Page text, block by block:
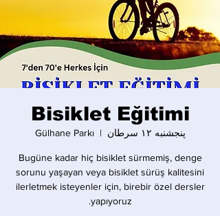
Bisiklet Eğitimi
پنجشنبه ۱۲ سرطان
  |
Gülhane Parkı
Bugüne kadar hiç bisiklet sürmemiş, denge
sorunu yaşayan veya bisiklet sürüş kalitesini
ilerletmek isteyenler için, birebir özel dersler
yapıyoruz.